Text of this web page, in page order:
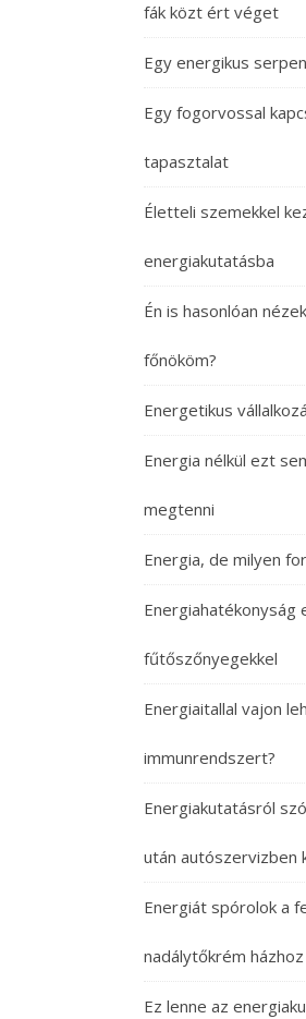
fák közt ért véget
Egy energikus
Egy fogorvossal
tapasztalat
Életteli szemekkel
energiakutatásba
Én is hasonlóan
főnököm?
Energetikus
Energia nélkül ezt
megtenni
Energia, de milyen
Energiahatékonyság
fűtőszőnyegekkel
Energiaitallal vajon
immunrendszert?
Energiakutatásról
után autószervizben
Energiát spórolok a
nadálytőkrém
Ez lenne az